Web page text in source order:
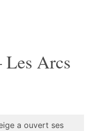
Arcs
a ouvert ses